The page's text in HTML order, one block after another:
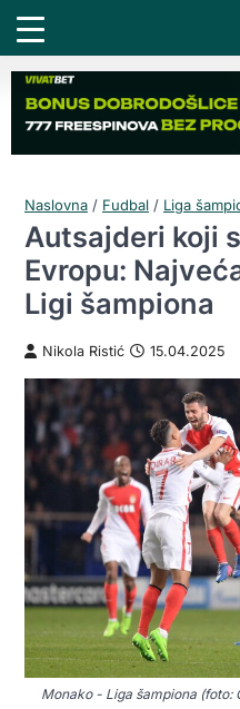
Naslovna / Fudbal / Liga
Autsajderi koji
Evropu:
Ligi šampiona
Nikola Ristić 15.04.2025
Monako - Liga šampiona (foto: